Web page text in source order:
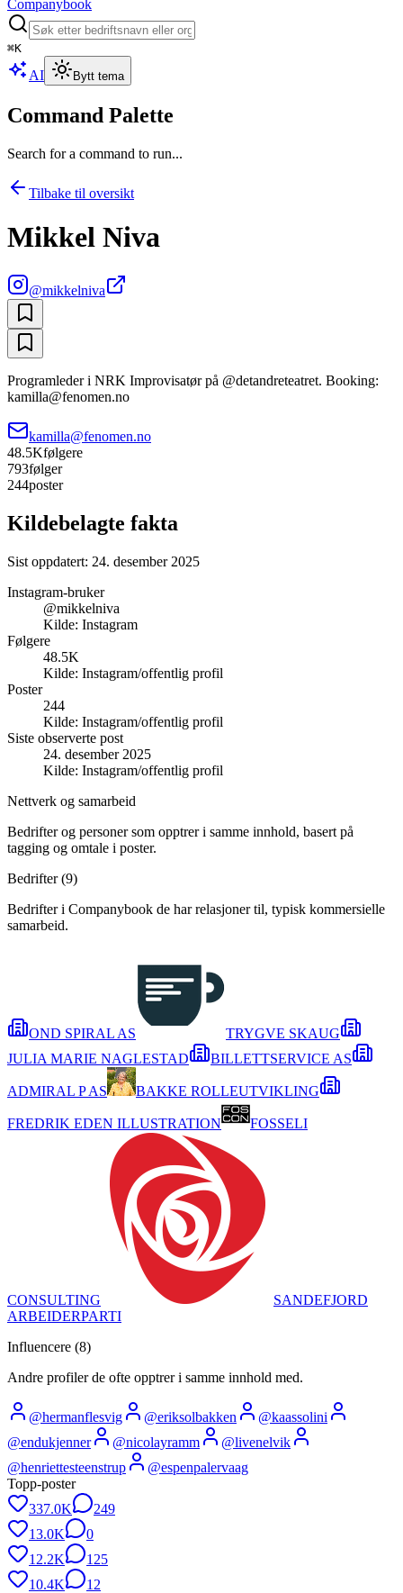
Companybook
⌘K
AI Bytt tema
Command Palette
Search for a command to run...
Tilbake til oversikt
Mikkel Niva
@mikkelniva
Programleder i NRK Improvisatør på @detandreteatret. Booking:
kamilla@fenomen.no
kamilla@fenomen.no
48.5Kfølgere
793følger
244poster
Kildebelagte fakta
Sist oppdatert: 24. desember 2025
Instagram-bruker
@mikkelniva
Kilde: Instagram
Følgere
48.5K
Kilde: Instagram/offentlig profil
Poster
244
Kilde: Instagram/offentlig profil
Siste observerte post
24. desember 2025
Kilde: Instagram/offentlig profil
Nettverk og samarbeid
Bedrifter og personer som opptrer i samme innhold, basert på
tagging og omtale i poster.
Bedrifter (9)
Bedrifter i Companybook de har relasjoner til, typisk kommersielle
samarbeid.
OND SPIRAL AS
TRYGVE SKAUG
JULIA MARIE NAGLESTAD
BILLETTSERVICE AS
ADMIRAL P AS BAKKE ROLLEUTVIKLING
FREDRIK EDEN ILLUSTRATION FOSSELI
CONSULTING
SANDEFJORD
ARBEIDERPARTI
Influencere (8)
Andre profiler de ofte opptrer i samme innhold med.
@hermanflesvig @eriksolbakken @kaassolini
@endukjenner @nicolayramm @livenelvik
@henriettesteenstrup @espenpalervaag
Topp-poster
337.0K
249
13.0K
0
12.2K
125
10.4K
12